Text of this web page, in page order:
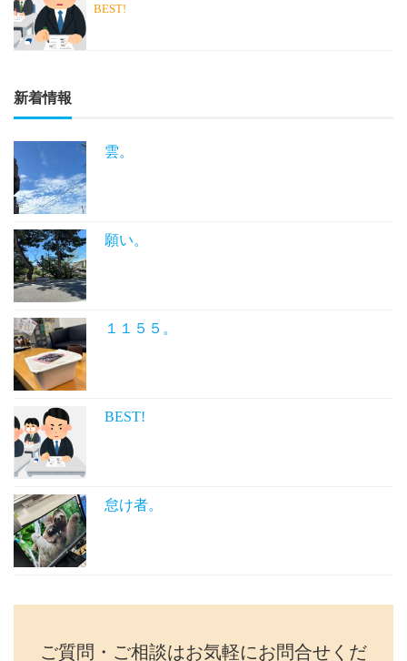
BEST!
新着情報
雲。
願い。
１１５５。
BEST!
怠け者。
ご質問・ご相談はお気軽にお問合せくだ